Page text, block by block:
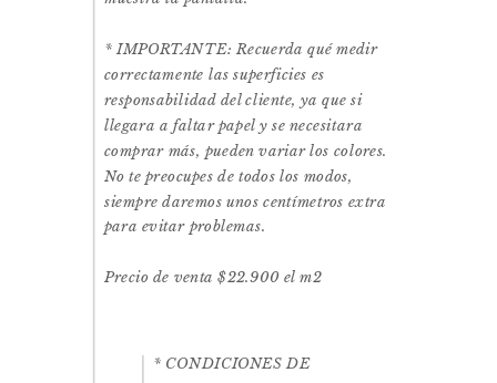
* IMPORTANTE: Recuerda qué medir
correctamente las superficies es
responsabilidad del cliente, ya que si
llegara a faltar papel y se necesitara
comprar más, pueden variar los colores.
No te preocupes de todos los modos,
siempre daremos unos centímetros extra
para evitar problemas.
Precio de venta $22.900 el m2
* CONDICIONES DE